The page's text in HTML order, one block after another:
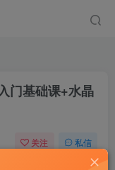
门基础课+水晶
关注 私信